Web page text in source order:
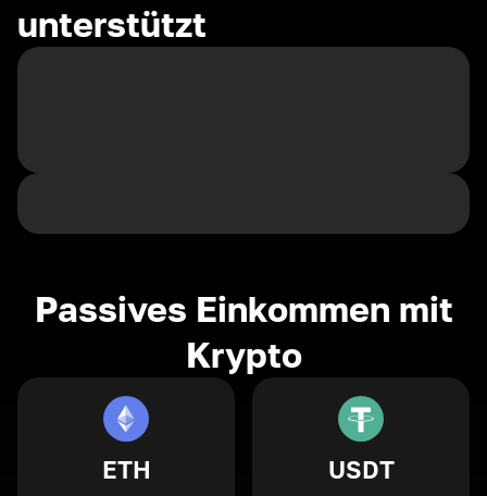
unterstützt
Passives Einkommen mit
Krypto
ETH USDT